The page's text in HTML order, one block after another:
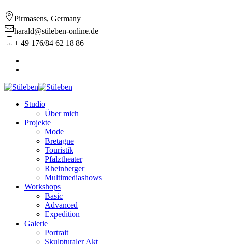
Pirmasens, Germany
harald@stileben-online.de
+ 49 176/84 62 18 86
Studio
Über mich
Projekte
Mode
Bretagne
Touristik
Pfalztheater
Rheinberger
Multimediashows
Workshops
Basic
Advanced
Expedition
Galerie
Portrait
Skulpturaler Akt